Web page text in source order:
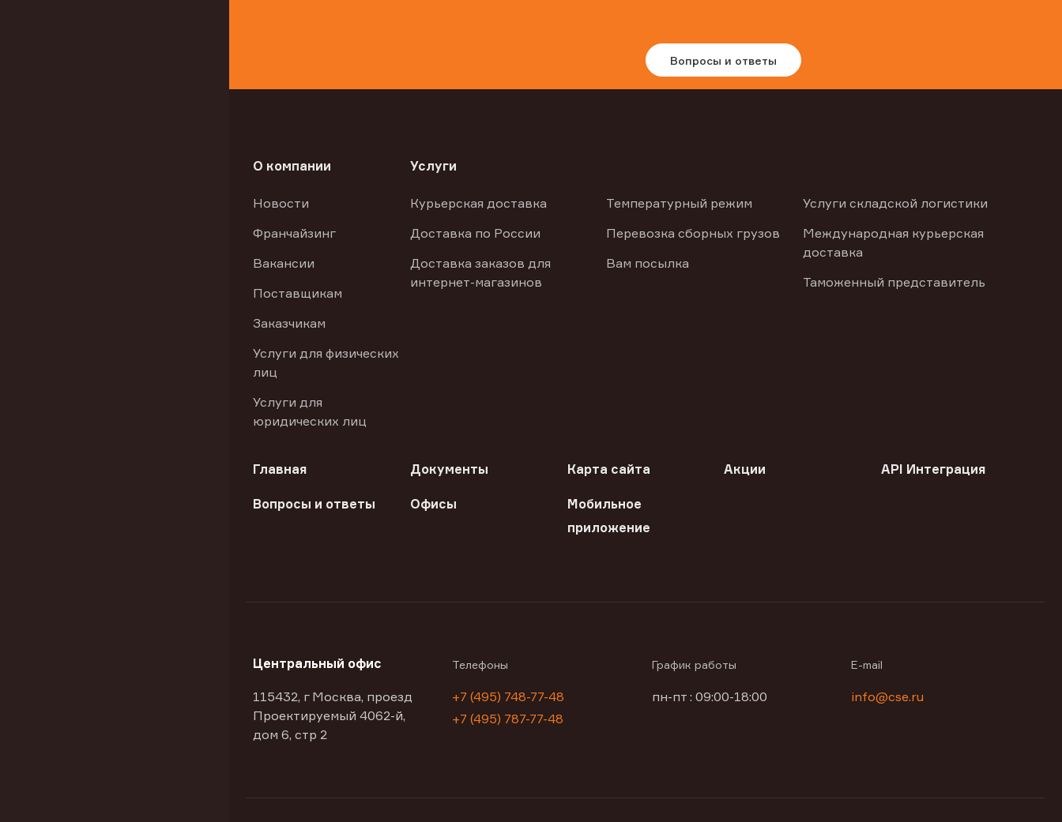
Вопросы и ответы
О компании
Новости
Франчайзинг
Вакансии
Поставщикам
Заказчикам
Услуги для физических
лиц
Услуги для
юридических лиц
Услуги
Курьерская доставка
Доставка по России
Доставка заказов для
интернет-магазинов
Температурный режим
Перевозка сборных грузов
Вам посылка
Услуги складской логистики
Международная курьерская
доставка
Таможенный представитель
Главная Документы Карта сайта Акции API Интеграция
Вопросы и ответы Офисы
Мобильное
приложение
Центральный офис
115432, г Москва, проезд
Проектируемый 4062-й,
дом 6, стр 2
Телефоны
+7 (495) 748-77-48
+7 (495) 787-77-48
График работы
пн-пт : 09:00-18:00
E-mail
info@cse.ru